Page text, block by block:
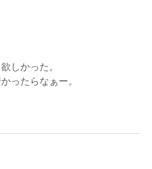
しかった。
ったらなぁー。